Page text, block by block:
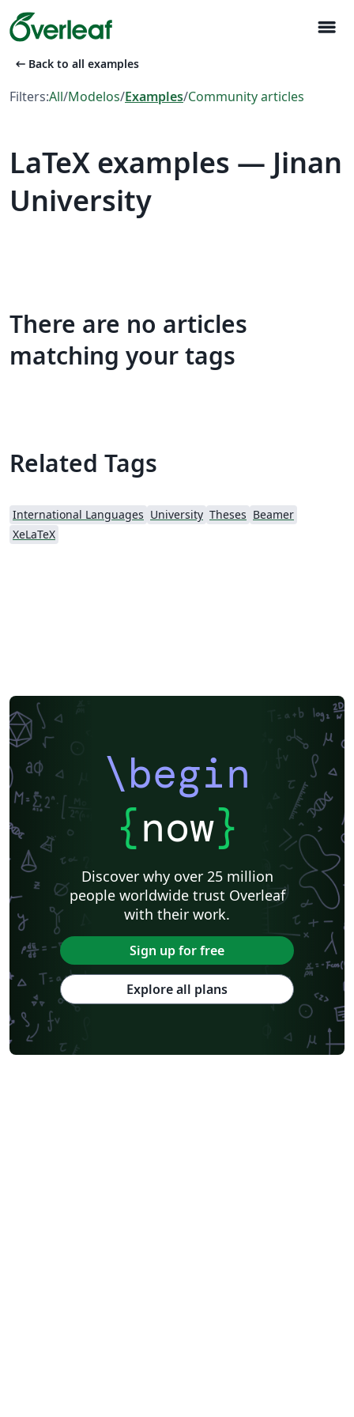
menu
arrow_left_alt Back to all examples
Filters:All/Modelos/Examples/Community articles
LaTeX examples — Jinan
University
There are no articles
matching your tags
Related Tags
International Languages University Theses Beamer
XeLaTeX
\begin
{now}
Discover why over 25 million
people worldwide trust Overleaf
with their work.
Sign up for free
Explore all plans